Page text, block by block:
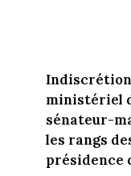
ministériel
sénateur-
les rangs
présidence